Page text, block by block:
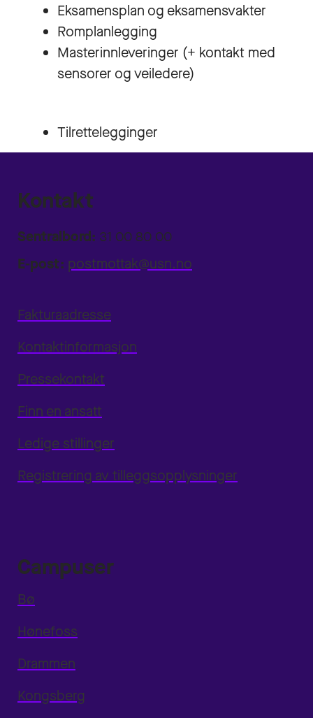
Eksamensplan og eksamensvakter
Romplanlegging
Masterinnleveringer (+ kontakt med
sensorer og veiledere)
Tilrettelegginger
Kontakt
Sentralbord: 31 00 80 00
E-post: postmottak@usn.no
Fakturaadresse
Kontaktinformasjon
Pressekontakt
Finn en ansatt
Ledige stillinger
Registrering av tilleggsopplysninger
Campuser
Bø
Hønefoss
Drammen
Kongsberg